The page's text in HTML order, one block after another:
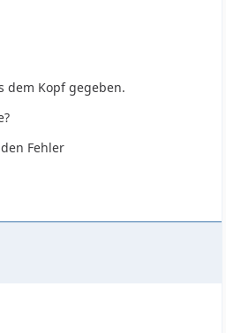
dem Kopf gegeben.
Fehler